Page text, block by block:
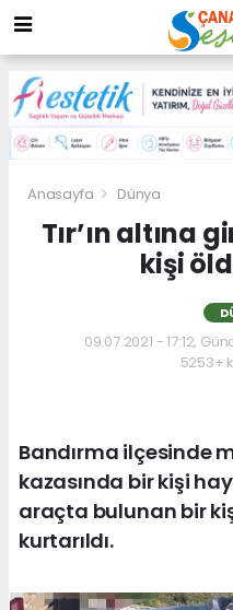
Anasayfa Dünya
Tır’ın altına
kişi
09.07.2021 - 17:12,
5253+
Bandırma ilçesinde
kazasında bir kişi
araçta bulunan bir
kurtarıldı.